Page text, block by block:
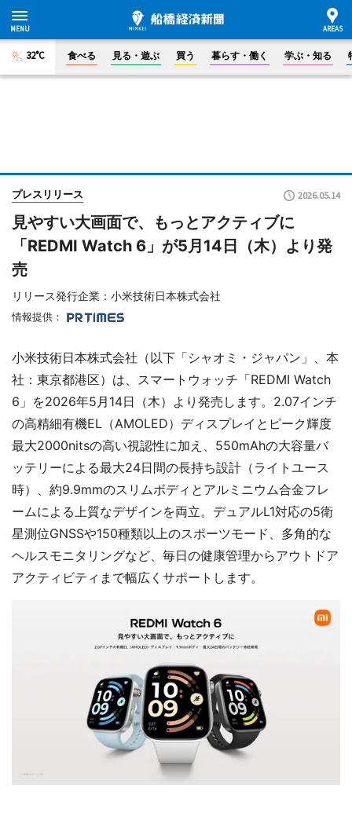
32°C 食べる 見る・遊ぶ 買う 暮らす・働く 学ぶ・知る
プレスリリース 2026.05.14
見やすい大画面で、もっとアクティブに
「REDMI Watch 6」が5月14日（木）より発
売
リリース発行企業：小米技術日本株式会社
情報提供：
小米技術日本株式会社（以下「シャオミ・ジャパン」、本
社：東京都港区）は、スマートウォッチ「REDMI Watch
6」を2026年5月14日（木）より発売します。2.07インチ
の高精細有機EL（AMOLED）ディスプレイとピーク輝度
最大2000nitsの高い視認性に加え、550mAhの大容量バ
ッテリーによる最大24日間の長持ち設計（ライトユース
時）、約9.9mmのスリムボディとアルミニウム合金フレ
ームによる上質なデザインを両立。デュアルL1対応の5衛
星測位GNSSや150種類以上のスポーツモード、多角的な
ヘルスモニタリングなど、毎日の健康管理からアウトドア
アクティビティまで幅広くサポートします。